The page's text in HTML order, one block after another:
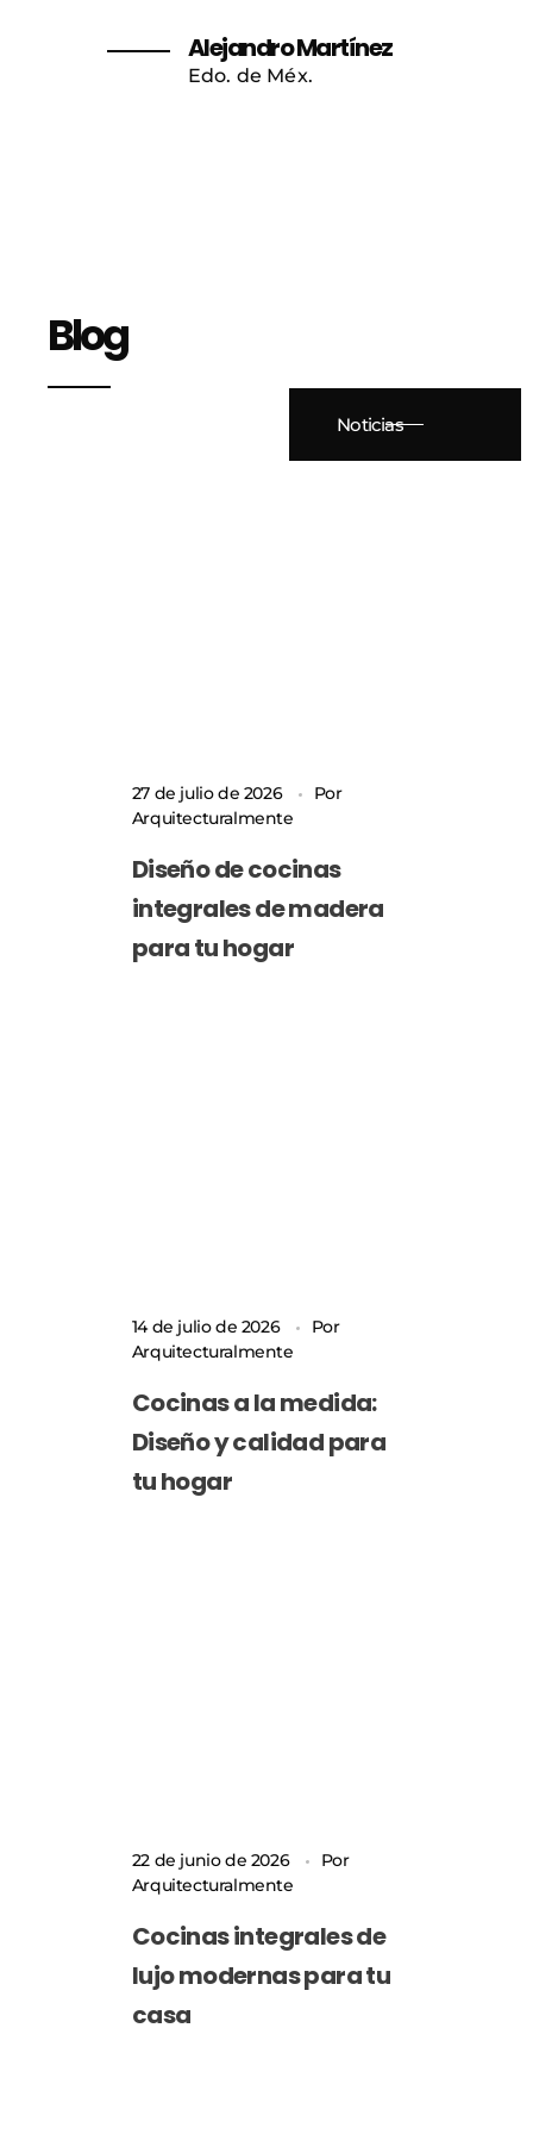
Alejandro Martínez
Edo. de Méx.
Blog
Noticias
27 de julio de 2026
Por
Arquitecturalmente
Diseño de cocinas
integrales de madera
para tu hogar
14 de julio de 2026
Por
Arquitecturalmente
Cocinas a la medida:
Diseño y calidad para
tu hogar
22 de junio de 2026
Por
Arquitecturalmente
Cocinas integrales de
lujo modernas para tu
casa